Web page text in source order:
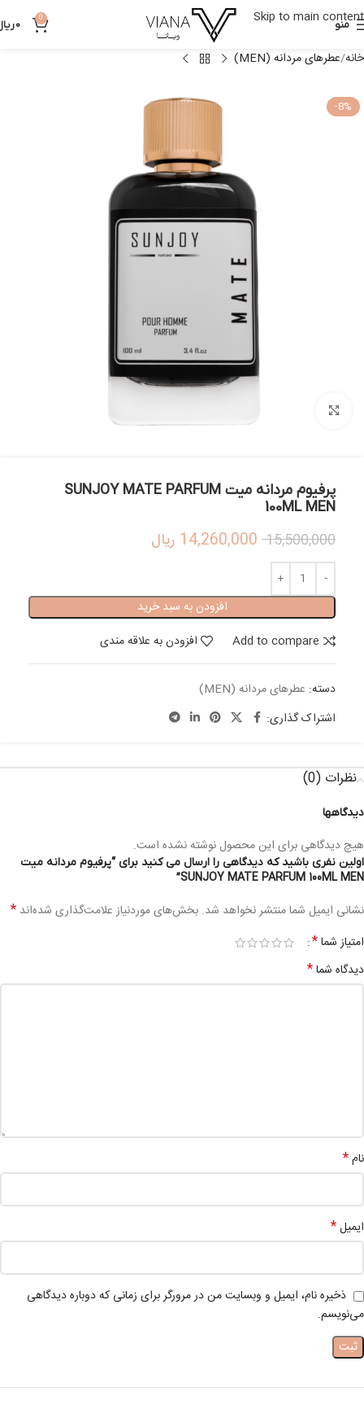
Skip to main content
منو 0
0
خانه عطرهای مردانه (MEN)
-8%
پرفیوم مردانه میت SUNJOY MATE PARFUM
100ML MEN
15,500,000
14,260,000 ریال
افزودن به سبد خرید
Add to compare
افزودن به علاقه مندی
دسته: عطرهای مردانه (MEN)
اشتراک گذاری:
نظرات (0)
دیدگاهها
هیچ دیدگاهی برای این محصول نوشته نشده است.
اولین نفری باشید که دیدگاهی را ارسال می کنید برای “پرفیوم مردانه میت
SUNJOY MATE PARFUM 100ML MEN”
نشانی ایمیل شما منتشر نخواهد شد. بخش‌های موردنیاز علامت‌گذاری شده‌اند *
امتیاز شما*
دیدگاه شما*
نام*
ایمیل*
ذخیره نام، ایمیل و وبسایت من در مرورگر برای زمانی که دوباره دیدگاهی
می‌نویسم.